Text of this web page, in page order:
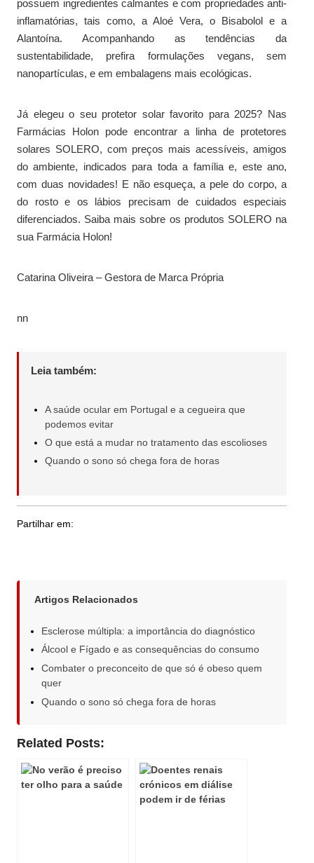
possuem ingredientes calmantes e com propriedades anti-
inflamatórias, tais como, a Aloé Vera, o Bisabolol e a
Alantoína. Acompanhando as tendências da
sustentabilidade, prefira formulações vegans, sem
nanopartículas, e em embalagens mais ecológicas.
Já elegeu o seu protetor solar favorito para 2025? Nas
Farmácias Holon pode encontrar a linha de protetores
solares SOLERO, com preços mais acessíveis, amigos
do ambiente, indicados para toda a família e, este ano,
com duas novidades! E não esqueça, a pele do corpo, a
do rosto e os lábios precisam de cuidados especiais
diferenciados. Saiba mais sobre os produtos SOLERO na
sua Farmácia Holon!
Catarina Oliveira – Gestora de Marca Própria
nn
Leia também:
A saúde ocular em Portugal e a cegueira que
podemos evitar
O que está a mudar no tratamento das escolioses
Quando o sono só chega fora de horas
Partilhar em:
Artigos Relacionados
Esclerose múltipla: a importância do diagnóstico
Álcool e Fígado e as consequências do consumo
Combater o preconceito de que só é obeso quem
quer
Quando o sono só chega fora de horas
Related Posts: